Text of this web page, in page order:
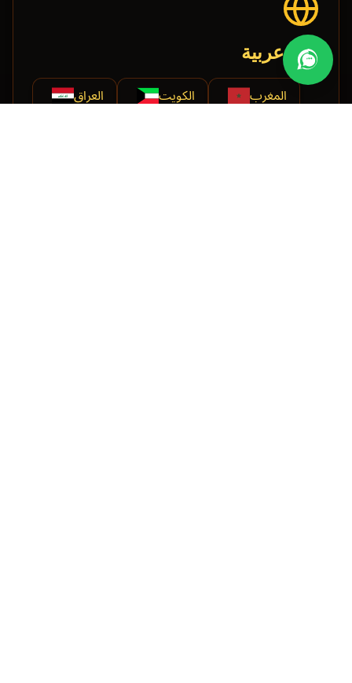
دول عربية
العراق الكويت
المغرب